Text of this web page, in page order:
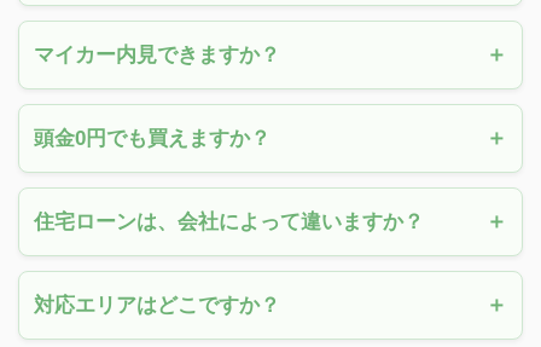
マイカー内見できますか？
頭金0円でも買えますか？
住宅ローンは、会社によって違いますか？
対応エリアはどこですか？